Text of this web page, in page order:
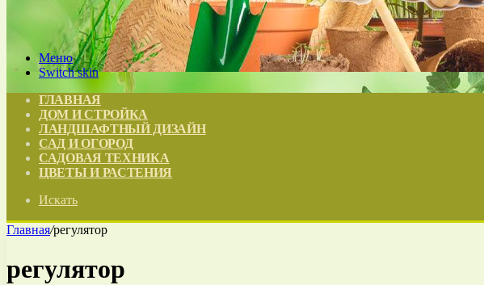
Меню
Switch skin
ГЛАВНАЯ
ДОМ И СТРОЙКА
ЛАНДШАФТНЫЙ ДИЗАЙН
САД И ОГОРОД
САДОВАЯ ТЕХНИКА
ЦВЕТЫ И РАСТЕНИЯ
Искать
Главная/регулятор
регулятор